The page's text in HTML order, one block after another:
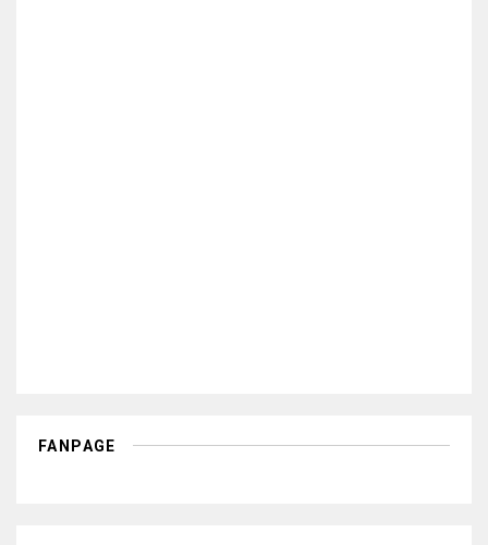
FANPAGE